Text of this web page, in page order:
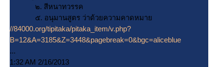
๒. สีหนาทวรรค
๕. อนุมานสูตร ว่าด้วยความคาดหมา
//84000.org/tipitaka/pitaka_item/v.php?
B=12&A=3185&Z=3448&pagebreak=0&bgc=aliceblue
...
1:32 AM 2/16/2013